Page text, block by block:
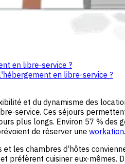
en libre-service ?
en libre-service ?
et du dynamisme des
service. Ces séjours
plus longs. Environ 57 %
de réserver une workation.
et les chambres d'hôtes
préfèrent cuisiner eux-mêmes.